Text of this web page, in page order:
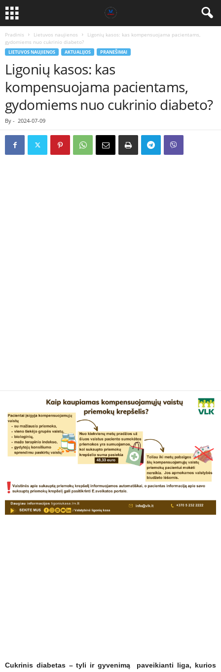
Pradinis Lietuvos naujienos
Ligonių kasos: kas kompensuojama pacientams,
gydomiems nuo cukrinio diabeto?
LIETUVOS NAUJIENOS AKTUALIJOS PRANEŠIMAI
Ligonių kasos: kas
kompensuojama pacientams,
gydomiems nuo cukrinio diabeto?
By - 2024-07-09
Cukrinis diabetas – tyli ir gyvenimą paveikianti liga, kurios